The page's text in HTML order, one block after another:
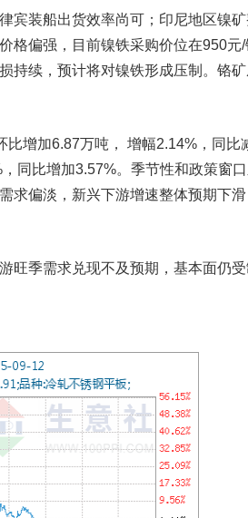
装船出货效率尚可；印尼地区镍矿
格偏强，目前镍铁采购价位在950元
持续，预计将对镍铁形成压制。铬
增加6.87万吨， 增幅2.14%，同比
同比增加3.57%。季节性和政策窗
求偏淡，新兴下游增速整体预期下
季需求兑现不及预期，基本面仍受